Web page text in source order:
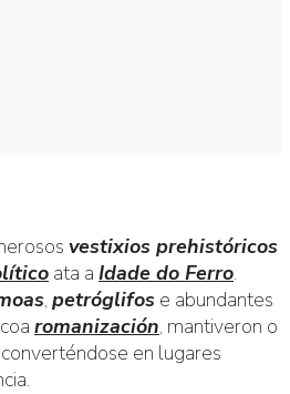
vestixios prehistóricos
ata a Idade do Ferro.
, petróglifos e abundantes
romanización, mantiveron o
en lugares